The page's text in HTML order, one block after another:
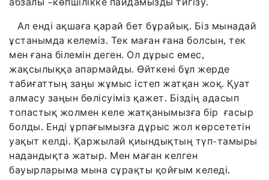
Ал енді ақшаға қарай бет бұрайық. Біз мынадай
ұстанымда келеміз. Тек маған ғана болсын, тек
мен ғана білемін деген. Ол дұрыс емес,
жақсылыққа апармайды. Өйткені бұл жерде
табиғаттың заңы жұмыс істеп жатқан жоқ. Қуат
алмасу заңын бөлісуіміз қажет. Біздің адасып
топастық жолмен келе жатқанымызға бір ғасыр
болды. Енді ұрпағымызға дұрыс жол көрсететін
уақыт келді. Қаржылай қиындықтың түп-тамыры
надандықта жатыр. Мен маған келген
бауырларыма мына сұрақты қойғым келеді.